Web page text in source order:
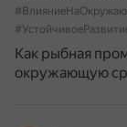
Как рыбная
окружающую